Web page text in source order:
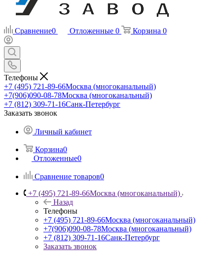
Сравнение0 Отложенные 0 Корзина 0
Телефоны
+7 (495) 721-89-66Москва (многоканальный)
+7(906)090-08-78Москва (многоканальный)
+7 (812) 309-71-16Санк-Петербург
Заказать звонок
Личный кабинет
Корзина0
Отложенные0
Сравнение товаров0
+7 (495) 721-89-66Москва (многоканальный)
Назад
Телефоны
+7 (495) 721-89-66Москва (многоканальный)
+7(906)090-08-78Москва (многоканальный)
+7 (812) 309-71-16Санк-Петербург
Заказать звонок